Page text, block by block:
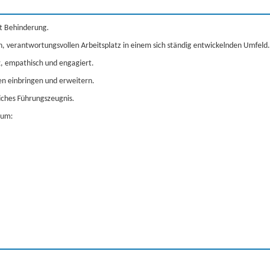
Behinderung.
verantwortungsvollen Arbeitsplatz in einem sich ständig entwickelnden Umfeld.
empathisch und engagiert.
einbringen und erweitern.
Führungszeugnis.